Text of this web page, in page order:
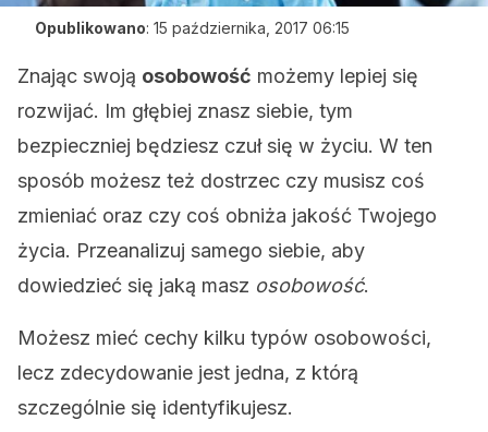
Opublikowano: 15 października, 2017 06:15
Znając swoją osobowość możemy lepiej się
rozwijać. Im głębiej znasz siebie, tym
bezpieczniej będziesz czuł się w życiu. W ten
sposób możesz też dostrzec czy musisz coś
zmieniać oraz czy coś obniża jakość Twojego
życia. Przeanalizuj samego siebie, aby
dowiedzieć się jaką masz osobowość.
Możesz mieć cechy kilku typów osobowości,
lecz zdecydowanie jest jedna, z którą
szczególnie się identyfikujesz.